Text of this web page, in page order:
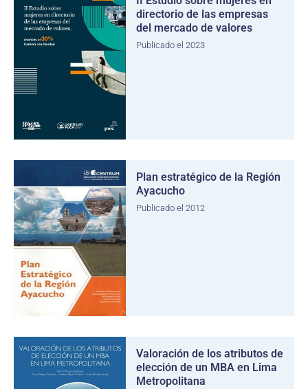
directorio de las empresas
del mercado de valores
Publicado el 2023
Plan estratégico de la Región
Ayacucho
Publicado el 2012
Valoración de los atributos de
elección de un MBA en Lima
Metropolitana